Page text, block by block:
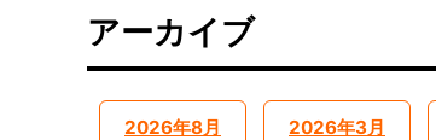
アーカイブ
2026年8月 2026年3月